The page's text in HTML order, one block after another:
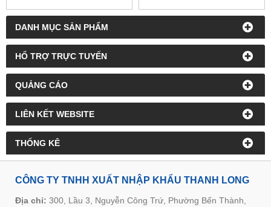
DANH MỤC SẢN PHẨM
HỔ TRỢ TRỰC TUYẾN
QUẢNG CÁO
LIÊN KẾT WEBSITE
THỐNG KÊ
CÔNG TY TNHH XUẤT NHẬP KHẨU THANH LONG
Địa chỉ: 300, Lầu 3, Nguyễn Công Trứ, Phường Bến Thành,